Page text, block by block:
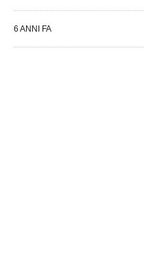
6 ANNI FA